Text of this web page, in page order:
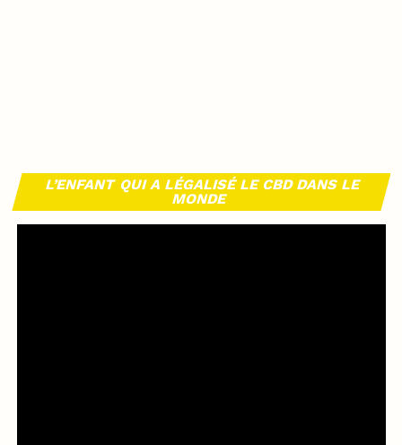
L’ENFANT QUI A LÉGALISÉ LE CBD DANS LE
MONDE